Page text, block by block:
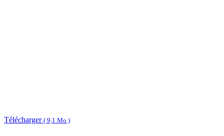
Télécharger ( 9,1 Mo )